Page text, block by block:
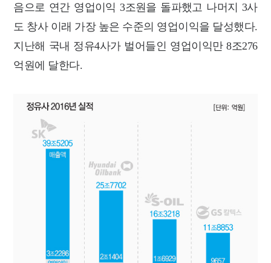
음으로 연간 영업이익 3조원을 돌파했고 나머지 3사
도 창사 이래 가장 높은 수준의 영업이익을 달성했다.
지난해 국내 정유4사가 벌어들인 영업이익만 8조276
억원에 달한다.